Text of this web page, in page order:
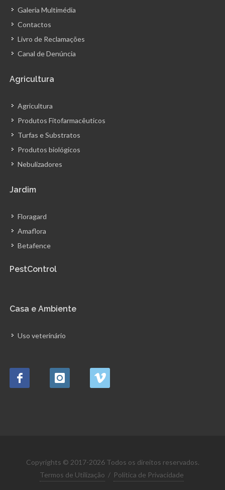
Galeria Multimédia
Contactos
Livro de Reclamações
Canal de Denúncia
Agricultura
Agricultura
Produtos Fitofarmacêuticos
Turfas e Substratos
Produtos biológicos
Nebulizadores
Jardim
Floragard
Amaflora
Betafence
PestControl
Casa e Ambiente
Uso veterinário
Copyrights © 2017-2026 Todos os direitos reservados.
Termos de Utilização / Política de Privacidade